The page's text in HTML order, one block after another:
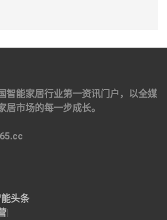
智能家居行业第一资讯门户，以全媒
市场的每一步成长。
头条
|